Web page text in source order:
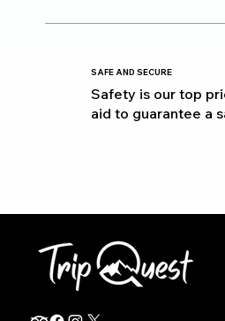
SAFE AND SECURE
Safety is our top
aid to guarantee a